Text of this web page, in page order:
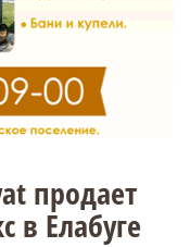
продает
в Елабуге